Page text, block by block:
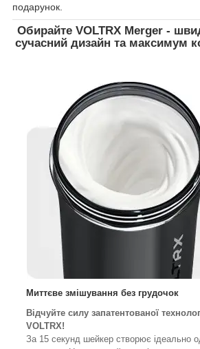
подарунок.
Обирайте VOLTRX Merger -
сучасний дизайн та максимум
Миттєве змішування без грудочок
Відчуйте силу запатентованої
VOLTRX!
За 15 секунд шейкер створює ідеально